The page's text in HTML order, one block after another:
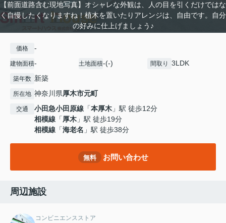
【前面道路含む現地写真】オシャレな外観は、人の目を引くだけではな
く自慢したくなりますね！植木を置いたりアレンジは、自由です。自分
の好みに仕上げましょう♪
価格 -
建物面積- 土地面積-(-) 間取り 3LDK
築年数 新築
所在地 神奈川県厚木市元町
交通 小田急小田原線 「本厚木 」駅 徒歩12分
相模線 「厚木 」駅 徒歩19分
相模線 「海老名 」駅 徒歩38分
無料 お問い合わせ
周辺施設
コンビニエンスストア